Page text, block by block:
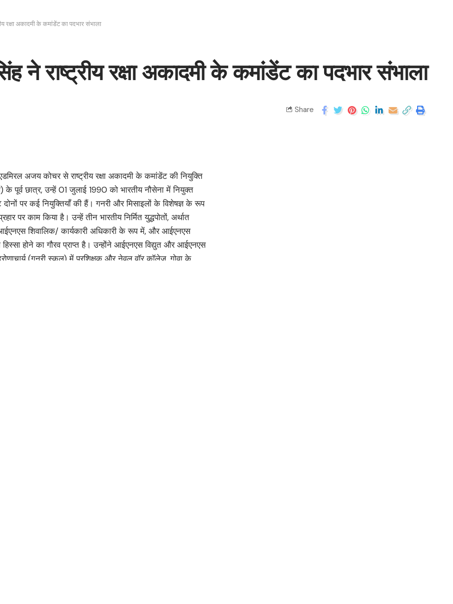
रक्षा अकादमी के कमांडेंट का पदभार संभाला
ने राष्ट्रीय रक्षा अकादमी के कमांडेंट का पदभार संभाला
Share